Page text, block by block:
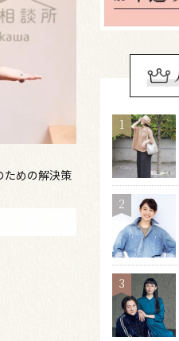
ための解決策